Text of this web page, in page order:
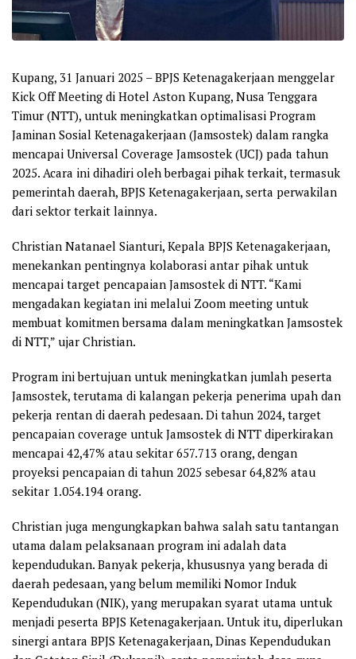
Kupang, 31 Januari 2025 – BPJS Ketenagakerjaan menggelar
Kick Off Meeting di Hotel Aston Kupang, Nusa Tenggara
Timur (NTT), untuk meningkatkan optimalisasi Program
Jaminan Sosial Ketenagakerjaan (Jamsostek) dalam rangka
mencapai Universal Coverage Jamsostek (UCJ) pada tahun
2025. Acara ini dihadiri oleh berbagai pihak terkait, termasuk
pemerintah daerah, BPJS Ketenagakerjaan, serta perwakilan
dari sektor terkait lainnya.
Christian Natanael Sianturi, Kepala BPJS Ketenagakerjaan,
menekankan pentingnya kolaborasi antar pihak untuk
mencapai target pencapaian Jamsostek di NTT. “Kami
mengadakan kegiatan ini melalui Zoom meeting untuk
membuat komitmen bersama dalam meningkatkan Jamsostek
di NTT,” ujar Christian.
Program ini bertujuan untuk meningkatkan jumlah peserta
Jamsostek, terutama di kalangan pekerja penerima upah dan
pekerja rentan di daerah pedesaan. Di tahun 2024, target
pencapaian coverage untuk Jamsostek di NTT diperkirakan
mencapai 42,47% atau sekitar 657.713 orang, dengan
proyeksi pencapaian di tahun 2025 sebesar 64,82% atau
sekitar 1.054.194 orang.
Christian juga mengungkapkan bahwa salah satu tantangan
utama dalam pelaksanaan program ini adalah data
kependudukan. Banyak pekerja, khususnya yang berada di
daerah pedesaan, yang belum memiliki Nomor Induk
Kependudukan (NIK), yang merupakan syarat utama untuk
menjadi peserta BPJS Ketenagakerjaan. Untuk itu, diperlukan
sinergi antara BPJS Ketenagakerjaan, Dinas Kependudukan